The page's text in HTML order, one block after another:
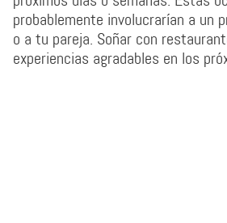
probablemente involucrarían a un
o a tu pareja. Soñar con
experiencias agradables en los